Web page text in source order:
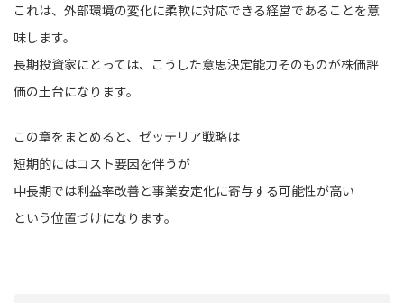
これは、外部環境の変化に柔軟に対応できる経営であることを意
味します。
長期投資家にとっては、こうした意思決定能力そのものが株価評
価の土台になります。
この章をまとめると、ゼッテリア戦略は
短期的にはコスト要因を伴うが
中長期では利益率改善と事業安定化に寄与する可能性が高い
という位置づけになります。